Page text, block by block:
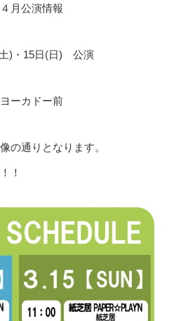
月公演情報
)・15日(日) 公演
ーカドー前
の通りとなります。
！